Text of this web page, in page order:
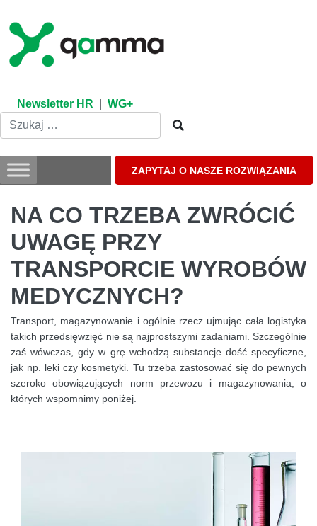
content
Newsletter HR WG+
ZAPYTAJ O NASZE ROZWIĄZANIA
NA CO TRZEBA ZWRÓCIĆ
UWAGĘ PRZY
TRANSPORCIE WYROBÓW
MEDYCZNYCH?
Transport, magazynowanie i ogólnie rzecz ujmując cała logistyka
takich przedsięwzięć nie są najprostszymi zadaniami. Szczególnie
zaś wówczas, gdy w grę wchodzą substancje dość specyficzne,
jak np. leki czy kosmetyki. Tu trzeba zastosować się do pewnych
szeroko obowiązujących norm przewozu i magazynowania, o
których wspomnimy poniżej.